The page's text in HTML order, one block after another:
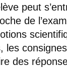
peut
de
les
des